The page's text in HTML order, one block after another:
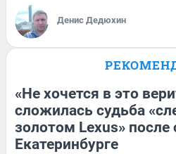
Денис Дедюхин
«Не хочется в это
сложилась судьба
золотом Lexus» после
Екатеринбурге